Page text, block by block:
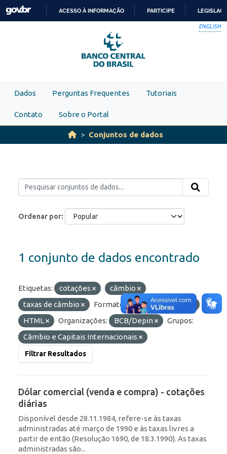
Skip to main content
PARA
O
CONTEÚDO
ACESSO À INFORMAÇÃO PARTICIPE
ENGLISH
Dados Perguntas Frequentes Tutoriais
Contato Sobre o Portal
Conjuntos de dados
Ordenar por
1 conjunto de dados encontrado
Etiquetas: cotações
câmbio
taxas de câmbio
Formatos: OData
API
HTML
Organizações: BCB/Depin
Grupos:
Câmbio e Capitais Internacionais
Filtrar Resultados
Dólar comercial (venda e compra) - cotações
diárias
Disponível desde 28.11.1984, refere-se às taxas
administradas até março de 1990 e às taxas livres a
partir de então (Resolução 1690, de 18.3.1990). As taxas
administradas são...